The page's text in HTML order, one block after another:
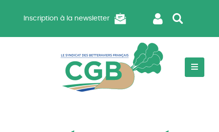
Inscription à la newsletter